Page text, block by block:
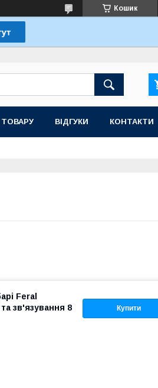
Кошик
ВІДГУКИ КОНТАКТИ
Купити
Feral
зв'язування 8